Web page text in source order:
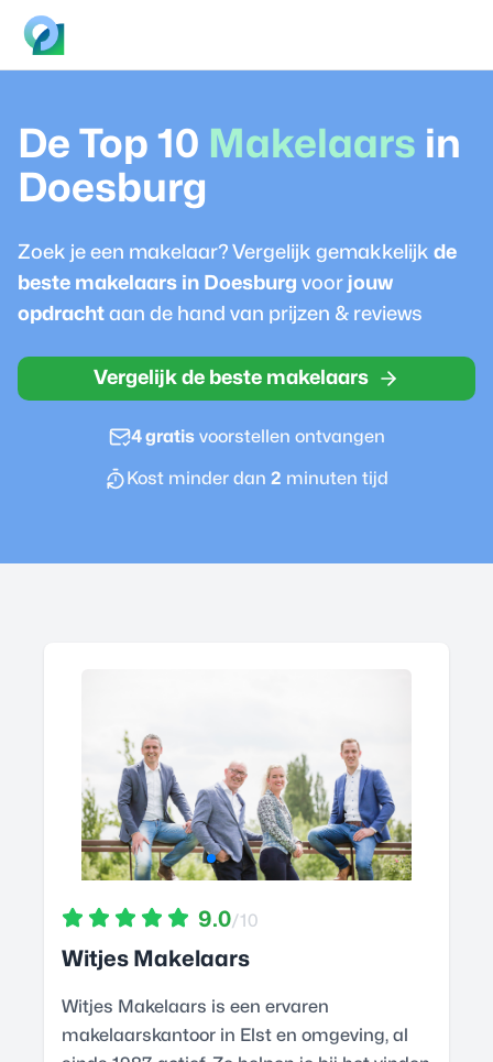
De Top 10 Makelaars in
Doesburg
Zoek je een makelaar? Vergelijk gemakkelijk de
beste makelaars in Doesburg voor jouw
opdracht aan de hand van prijzen & reviews
Vergelijk de beste makelaars
4 gratisvoorstellen ontvangen
Kost minder dan 2 minuten tijd
9.0/10
Witjes Makelaars
Witjes Makelaars is een ervaren
makelaarskantoor in Elst en omgeving, al